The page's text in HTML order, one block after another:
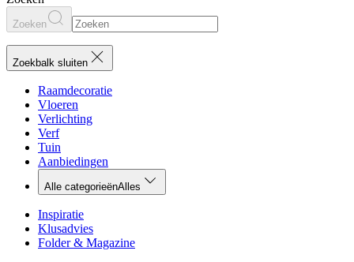
Zoeken
Zoekbalk sluiten
Raamdecoratie
Vloeren
Verlichting
Verf
Tuin
Aanbiedingen
Alle categorieënAlles
Inspiratie
Klusadvies
Folder & Magazine